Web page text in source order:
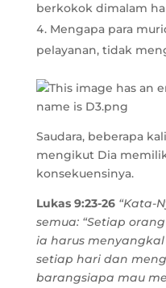
berkokok dimalam
Mengapa para
pelayanan, tidak
Saudara, beberapa
mengikut Dia
konsekuensinya.
Lukas 9:23-26 “Kata-
semua: “Setiap
ia harus
setiap hari dan
barangsiapa mau